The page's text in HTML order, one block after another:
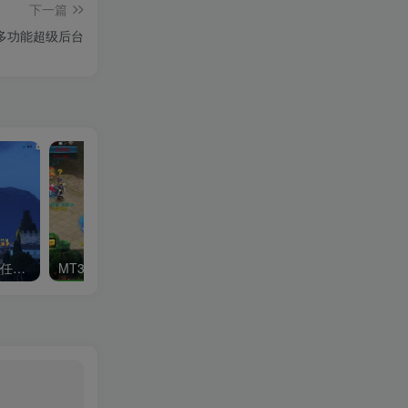
下一篇
功能超级后台
最新版OneTool十二合一云任务平台多任务挂机平台系统源码